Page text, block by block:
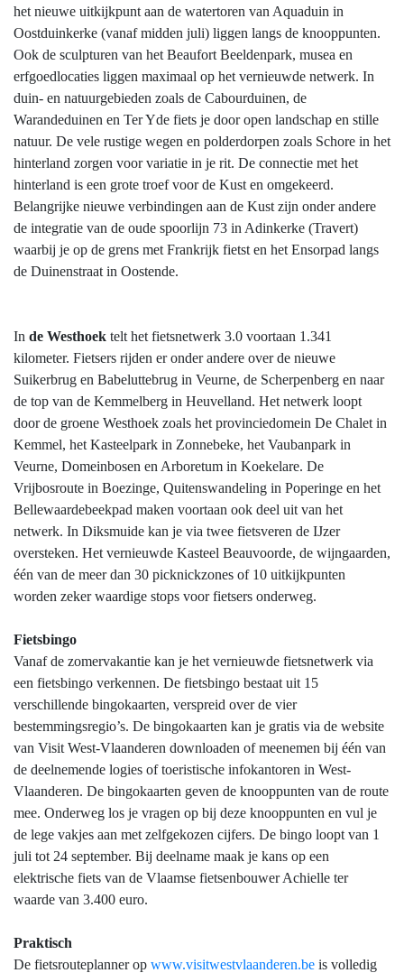
het nieuwe uitkijkpunt aan de watertoren van Aquaduin in
Oostduinkerke (vanaf midden juli) liggen langs de knooppunten.
Ook de sculpturen van het Beaufort Beeldenpark, musea en
erfgoedlocaties liggen maximaal op het vernieuwde netwerk. In
duin- en natuurgebieden zoals de Cabourduinen, de
Warandeduinen en Ter Yde fiets je door open landschap en stille
natuur. De vele rustige wegen en polderdorpen zoals Schore in het
hinterland zorgen voor variatie in je rit. De connectie met het
hinterland is een grote troef voor de Kust en omgekeerd.
Belangrijke nieuwe verbindingen aan de Kust zijn onder andere
de integratie van de oude spoorlijn 73 in Adinkerke (Travert)
waarbij je op de grens met Frankrijk fietst en het Ensorpad langs
de Duinenstraat in Oostende.
In de Westhoek telt het fietsnetwerk 3.0 voortaan 1.341
kilometer. Fietsers rijden er onder andere over de nieuwe
Suikerbrug en Babeluttebrug in Veurne, de Scherpenberg en naar
de top van de Kemmelberg in Heuvelland. Het netwerk loopt
door de groene Westhoek zoals het provinciedomein De Chalet in
Kemmel, het Kasteelpark in Zonnebeke, het Vaubanpark in
Veurne, Domeinbosen en Arboretum in Koekelare. De
Vrijbosroute in Boezinge, Quitenswandeling in Poperinge en het
Bellewaardebeekpad maken voortaan ook deel uit van het
netwerk. In Diksmuide kan je via twee fietsveren de IJzer
oversteken. Het vernieuwde Kasteel Beauvoorde, de wijngaarden,
één van de meer dan 30 picknickzones of 10 uitkijkpunten
worden zeker waardige stops voor fietsers onderweg.
Fietsbingo
Vanaf de zomervakantie kan je het vernieuwde fietsnetwerk via
een fietsbingo verkennen. De fietsbingo bestaat uit 15
verschillende bingokaarten, verspreid over de vier
bestemmingsregio’s. De bingokaarten kan je gratis via de website
van Visit West-Vlaanderen downloaden of meenemen bij één van
de deelnemende logies of toeristische infokantoren in West-
Vlaanderen. De bingokaarten geven de knooppunten van de route
mee. Onderweg los je vragen op bij deze knooppunten en vul je
de lege vakjes aan met zelfgekozen cijfers. De bingo loopt van 1
juli tot 24 september. Bij deelname maak je kans op een
elektrische fiets van de Vlaamse fietsenbouwer Achielle ter
waarde van 3.400 euro.
Praktisch
De fietsrouteplanner op www.visitwestvlaanderen.be is volledig